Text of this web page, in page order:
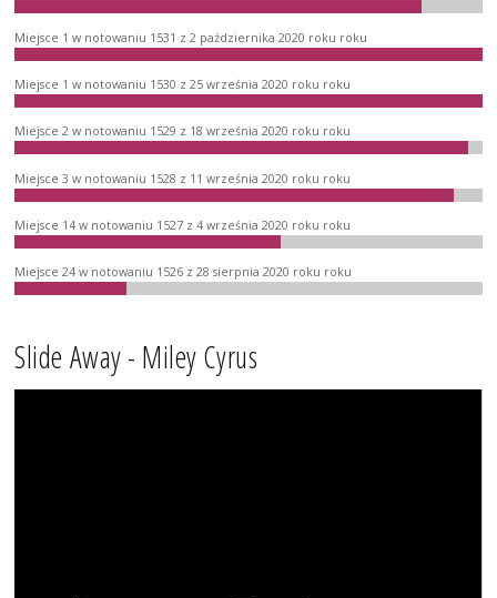
Miejsce 1 w notowaniu 1531 z 2 października 2020 roku roku
Miejsce 1 w notowaniu 1530 z 25 września 2020 roku roku
Miejsce 2 w notowaniu 1529 z 18 września 2020 roku roku
Miejsce 3 w notowaniu 1528 z 11 września 2020 roku roku
Miejsce 14 w notowaniu 1527 z 4 września 2020 roku roku
Miejsce 24 w notowaniu 1526 z 28 sierpnia 2020 roku roku
Slide Away - Miley Cyrus